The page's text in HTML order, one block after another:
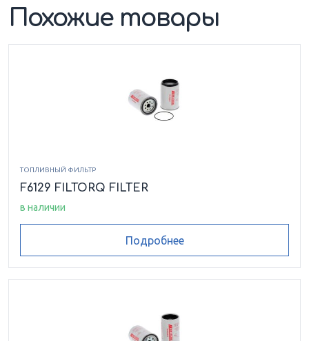
Похожие товары
ТОПЛИВНЫЙ ФИЛЬТР
F6129 FILTORQ FILTER
в наличии
Подробнее